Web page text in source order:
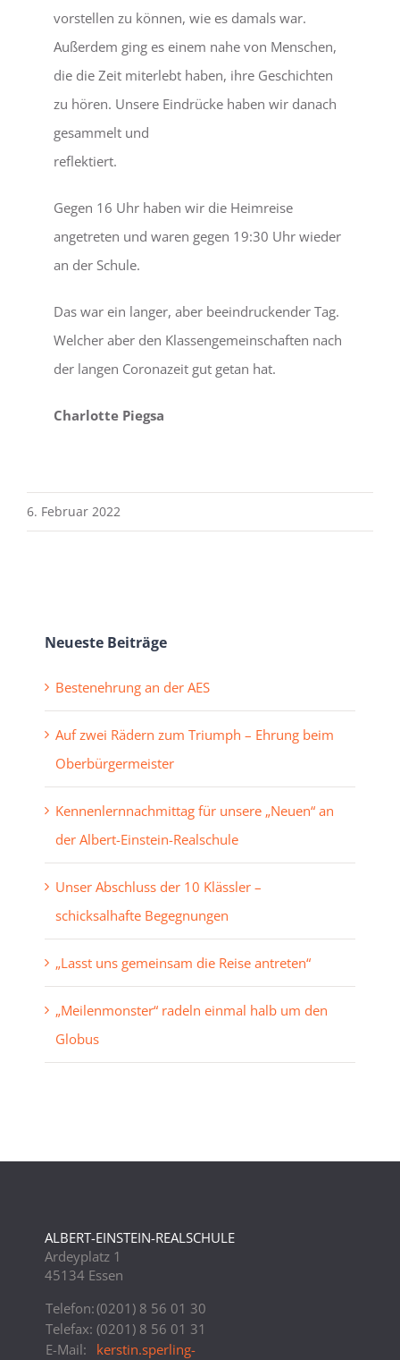
vorstellen zu können, wie es damals war.
Außerdem ging es einem nahe von Menschen,
die die Zeit miterlebt haben, ihre Geschichten
zu hören. Unsere Eindrücke haben wir danach
gesammelt und
reflektiert.
Gegen 16 Uhr haben wir die Heimreise
angetreten und waren gegen 19:30 Uhr wieder
an der Schule.
Das war ein langer, aber beeindruckender Tag.
Welcher aber den Klassengemeinschaften nach
der langen Coronazeit gut getan hat.
Charlotte Piegsa
6. Februar 2022
Neueste Beiträge
Bestenehrung an der AES
Auf zwei Rädern zum Triumph – Ehrung beim
Oberbürgermeister
Kennenlernnachmittag für unsere „Neuen“ an
der Albert-Einstein-Realschule
Unser Abschluss der 10 Klässler –
schicksalhafte Begegnungen
„Lasst uns gemeinsam die Reise antreten“
„Meilenmonster“ radeln einmal halb um den
Globus
ALBERT-EINSTEIN-REALSCHULE
Ardeyplatz 1
45134 Essen
Telefon:(0201) 8 56 01 30
Telefax: (0201) 8 56 01 31
E-Mail:
kerstin.sperling-